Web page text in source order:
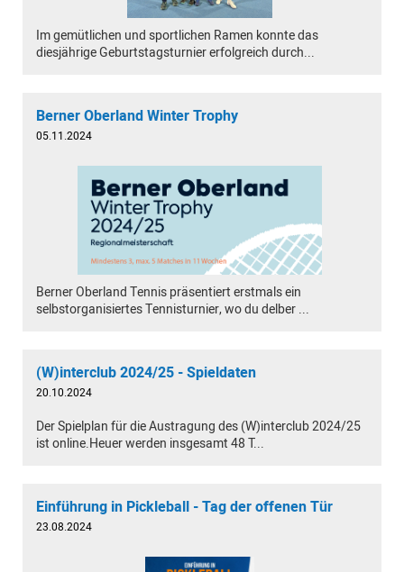
Im gemütlichen und sportlichen Ramen konnte das
diesjährige Geburtstagsturnier erfolgreich durch...
Berner Oberland Winter Trophy
05.11.2024
Berner Oberland Tennis präsentiert erstmals ein
selbstorganisiertes Tennisturnier, wo du delber ...
(W)interclub 2024/25 - Spieldaten
20.10.2024
Der Spielplan für die Austragung des (W)interclub 2024/25
ist online.Heuer werden insgesamt 48 T...
Einführung in Pickleball - Tag der offenen Tür
23.08.2024